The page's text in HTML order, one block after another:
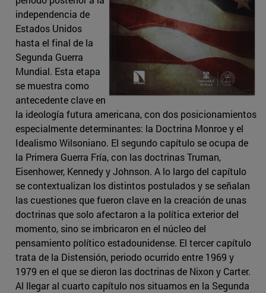
independencia de
Estados Unidos
hasta el final de la
Segunda Guerra
Mundial. Esta etapa
se muestra como
antecedente clave en
la ideología futura americana, con dos posicionamientos
especialmente determinantes: la Doctrina Monroe y el
Idealismo Wilsoniano. El segundo capítulo se ocupa de
la Primera Guerra Fría, con las doctrinas Truman,
Eisenhower, Kennedy y Johnson. A lo largo del capítulo
se contextualizan los distintos postulados y se señalan
las cuestiones que fueron clave en la creación de unas
doctrinas que solo afectaron a la política exterior del
momento, sino se imbricaron en el núcleo del
pensamiento político estadounidense. El tercer capítulo
trata de la Distensión, periodo ocurrido entre 1969 y
1979 en el que se dieron las doctrinas de Nixon y Carter.
Al llegar al cuarto capítulo nos situamos en la Segunda